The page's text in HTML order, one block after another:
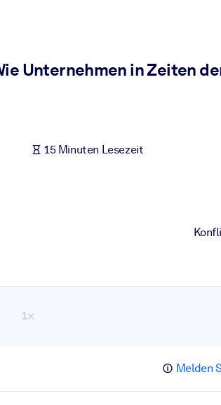
mit vertrauenswürdigem,
Wissen, um die Ergebnisse Ihrer KI-
Unternehmen in Zeiten
15 Minuten Lesezeit
1×
Melden